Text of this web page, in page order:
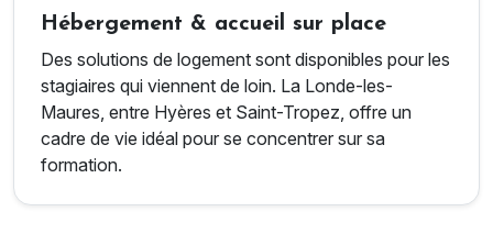
Hébergement & accueil sur place
Des solutions de logement sont disponibles pour les
stagiaires qui viennent de loin. La Londe-les-
Maures, entre Hyères et Saint-Tropez, offre un
cadre de vie idéal pour se concentrer sur sa
formation.